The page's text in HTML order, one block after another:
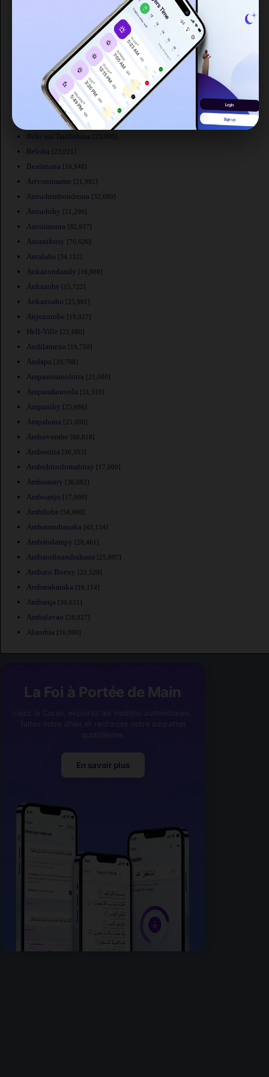
Fenoarivo Atsinanana [21,036]
[37,563]
Farafangana [24,764]
Fandriana [31,437]
Betioky [31,102]
[29,785]
[18,632]
Belo sur Tsiribihina [23,900]
Beloha [23,021]
Bealanana [16,948]
Arivonimamo [21,982]
Antsohimbondrona [32,080]
Antsohihy [21,290]
Antsiranana [82,937]
Antanifotsy [70,626]
Antalaha [34,112]
Ankazondandy [16,000]
Ankazobe [15,722]
Ankazoabo [25,961]
Anjozorobe [19,027]
Hell-Ville [22,680]
Andilamena [19,750]
Andapa [20,798]
Ampasimanolotra [21,000]
Amparafaravola [51,519]
Ampanihy [25,686]
Ampahana [25,000]
Ambovombe [66,818]
Ambositra [30,353]
Ambohitrolomahitsy [17,000]
Amboasary [36,082]
Amboanjo [17,000]
Ambilobe [56,000]
Ambatondrazaka [43,134]
Ambatolampy [28,461]
Ambatofinandrahana [25,997]
Ambato Boeny [22,529]
Ambarakaraka [16,114]
Ambanja [30,621]
Ambalavao [28,027]
Alarobia [16,000]
La Foi à Portée de Main
En savoir plus